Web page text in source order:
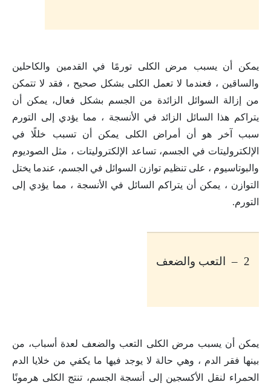
يمكن أن يسبب مرض الكلى تورمًا في القدمين والكاحلين
والساقين ، فعندما لا تعمل الكلى بشكل صحيح ، فقد لا تتمكن
من إزالة السوائل الزائدة من الجسم بشكل فعال، يمكن أن
يتراكم هذا السائل الزائد في الأنسجة ، مما يؤدي إلى التورم
سبب آخر هو أن أمراض الكلى يمكن أن تسبب خللًا في
الإلكتروليتات في الجسم، تساعد الإلكتروليتات ، مثل الصوديوم
والبوتاسيوم ، على تنظيم توازن السوائل في الجسم، عندما يختل
التوازن ، يمكن أن يتراكم السائل في الأنسجة ، مما يؤدي إلى
التورم.
2 – التعب والضعف
يمكن أن يسبب مرض الكلى التعب والضعف لعدة أسباب، من
بينها فقر الدم ، وهي حالة لا يوجد فيها ما يكفي من خلايا الدم
الحمراء لنقل الأكسجين إلى أنسجة الجسم، تنتج الكلى هرمونًا